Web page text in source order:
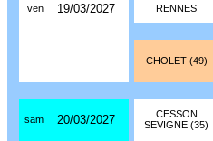
ven 19/03/2027 RENNES
CHOLET (49)
sam 20/03/2027
CESSON
SEVIGNE (35)